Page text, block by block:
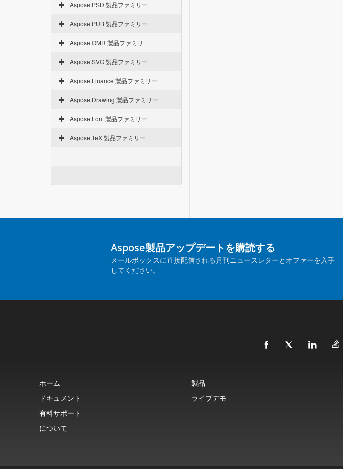
Aspose.PSD 製品ファミリー
Aspose.PUB 製品ファミリー
Aspose.OMR 製品ファミリ
Aspose.SVG 製品ファミリー
Aspose.Finance 製品ファミリー
Aspose.Drawing 製品ファミリー
Aspose.Font 製品ファミリー
Aspose.TeX 製品ファミリー
Aspose製品アップデートを購読する
メールボックスに直接配信される月刊ニュースレターとオファーを入手
してください。
ホーム 製品
ドキュメント
ライブデモ
有料サポート
について